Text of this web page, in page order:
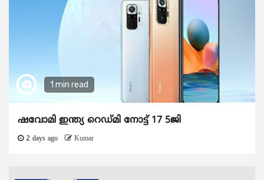
1 min read
ഷവോമി ഇന്ത്യ റെഡ്മി നോട്ട് 17 5ജി
2 days ago Kumar